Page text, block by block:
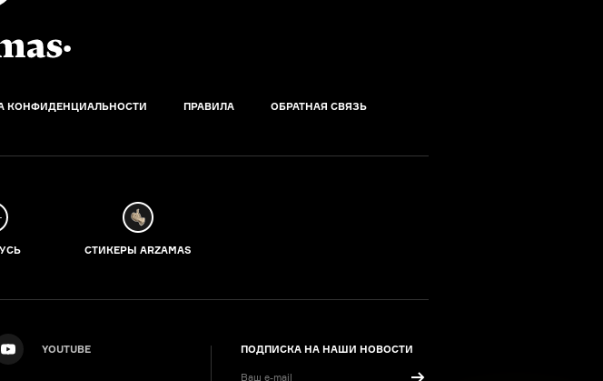
КОНФИДЕНЦИАЛЬНОСТИ ПРАВИЛА ОБРАТНАЯ СВЯЗЬ
СТИКЕРЫ ARZAMAS
YOUTUBE ПОДПИСКА НА НАШИ НОВОСТИ